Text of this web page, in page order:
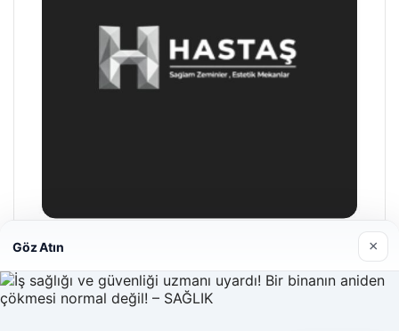
Hastaş Beton
26/05/2026
Göz Atın ×